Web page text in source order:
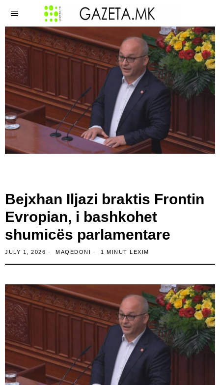
Bejxhan Iljazi braktis Frontin
Evropian, i bashkohet
shumicës parlamentare
JULY 1, 2026 MAQEDONI 1 MINUT LEXIM